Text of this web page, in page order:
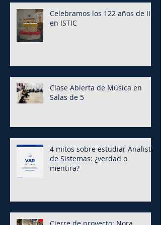
Celebramos los 122 años de IIC
en ISTIC
Clase Abierta de Música en
Salas de 5
4 mitos sobre estudiar Analista
de Sistemas: ¿verdad o
mentira?